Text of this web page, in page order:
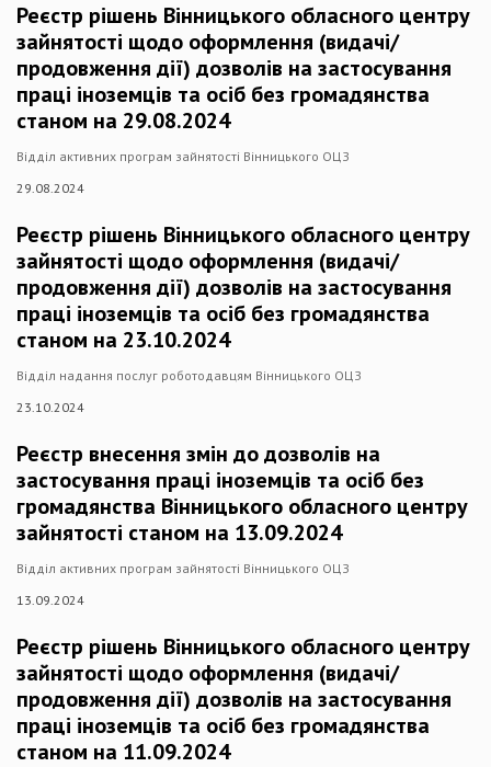
Реєстр рішень Вінницького обласного центру
зайнятості щодо оформлення (видачі/
продовження дії) дозволів на застосування
праці іноземців та осіб без громадянства
станом на 29.08.2024
Відділ активних програм зайнятості Вінницького ОЦЗ
29.08.2024
Реєстр рішень Вінницького обласного центру
зайнятості щодо оформлення (видачі/
продовження дії) дозволів на застосування
праці іноземців та осіб без громадянства
станом на 23.10.2024
Відділ надання послуг роботодавцям Вінницького ОЦЗ
23.10.2024
Реєстр внесення змін до дозволів на
застосування праці іноземців та осіб без
громадянства Вінницького обласного центру
зайнятості станом на 13.09.2024
Відділ активних програм зайнятості Вінницького ОЦЗ
13.09.2024
Реєстр рішень Вінницького обласного центру
зайнятості щодо оформлення (видачі/
продовження дії) дозволів на застосування
праці іноземців та осіб без громадянства
станом на 11.09.2024